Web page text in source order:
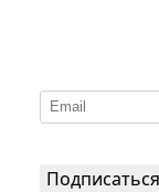
Подписаться